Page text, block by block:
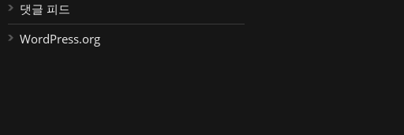
댓글 피드
WordPress.org